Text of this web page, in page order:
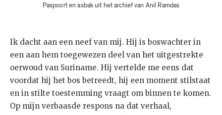
Paspoort en asbak uit het archief van Anil Ramdas
Ik dacht aan een neef van mij. Hij is boswachter in
een aan hem toegewezen deel van het uitgestrekte
oerwoud van Suriname. Hij vertelde me eens dat
voordat hij het bos betreedt, hij een moment stilstaat
en in stilte toestemming vraagt om binnen te komen.
Op mijn verbaasde respons na dat verhaal,